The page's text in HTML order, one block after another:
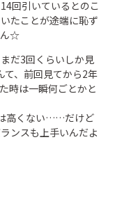
回引いているとのこ
たことが途端に恥ず
ん☆
だ3回くらいしか見
て、前回見てから2年
時は一瞬何ごとかと
高くない……だけど
ンスも上手いんだよ